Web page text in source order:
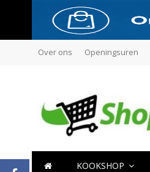
Over ons Openingsuren
KOOKSHOP